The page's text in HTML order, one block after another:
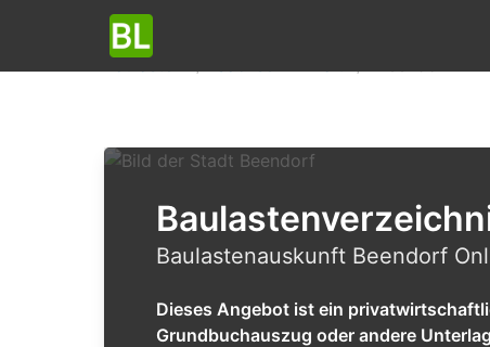
Baulastenauskunft Beendorf
Dieses Angebot ist ein
Grundbuchauszug oder andere